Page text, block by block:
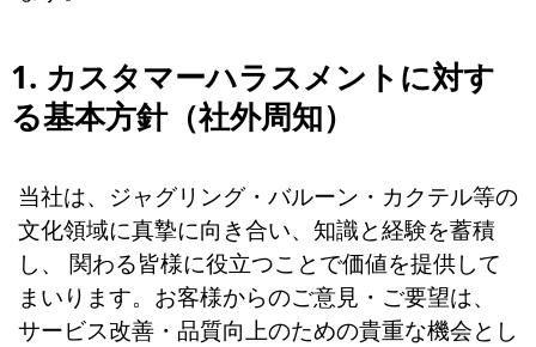
1. カスタマーハラスメントに対す
る基本方針（社外周知）
当社は、ジャグリング・バルーン・カクテル等の
文化領域に真摯に向き合い、知識と経験を蓄積
し、 関わる皆様に役立つことで価値を提供して
まいります。お客様からのご意見・ご要望は、
サービス改善・品質向上のための貴重な機会とし